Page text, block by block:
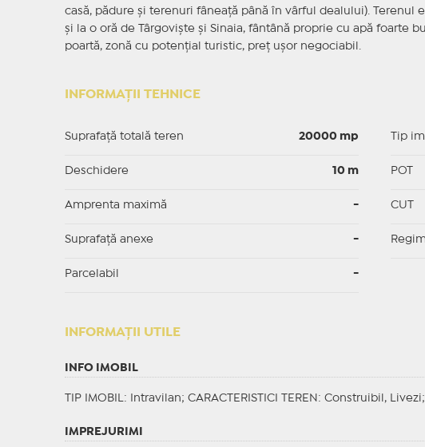
casă, pădure și terenuri fâneață până în vârful dealului). Terenul
și la o oră de Târgoviște și Sinaia, fântână proprie cu apă foarte
poartă, zonă cu potențial turistic, preț ușor negociabil.
INFORMAȚII TEHNICE
Suprafață totală teren 20000 mp
Deschidere 10 m
Amprenta maximă -
Suprafață anexe -
Parcelabil -
Tip
POT
CUT
INFORMAŢII UTILE
INFO IMOBIL
TIP IMOBIL : Intravilan; CARACTERISTICI TEREN : Construibil, Livezi;
IMPREJURIMI